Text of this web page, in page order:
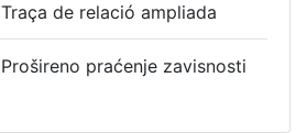
Traça de relació ampliada
Prošireno praćenje zavisnosti